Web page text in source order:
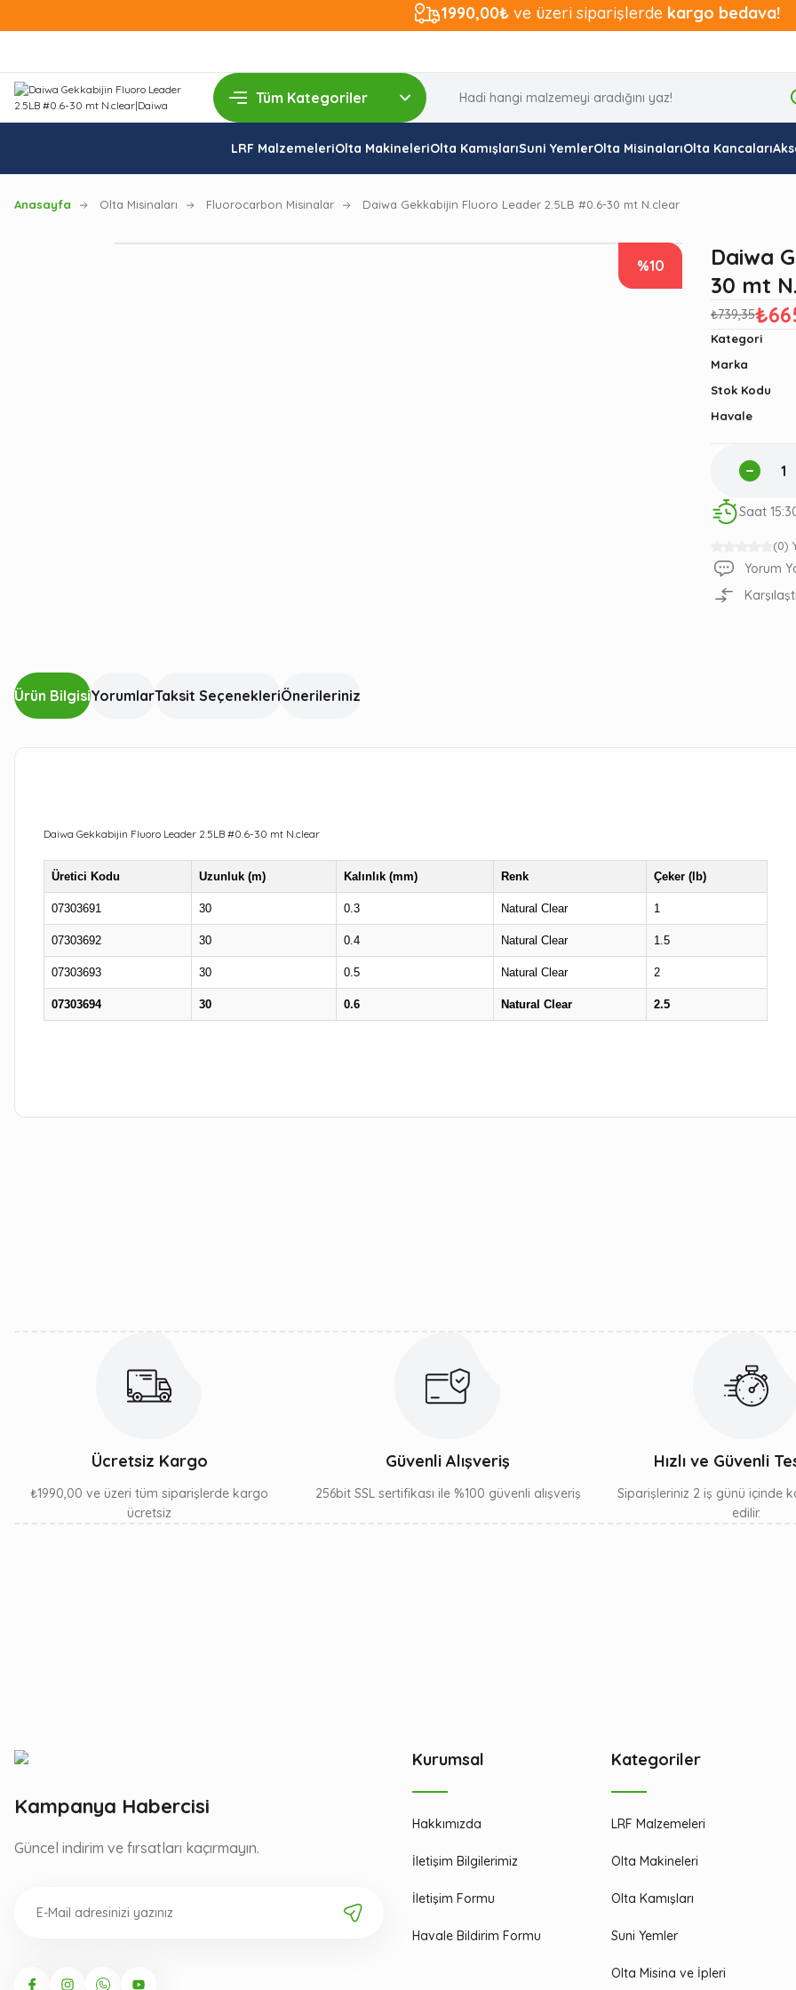
1990,00₺ ve üzeri siparişlerde kargo bedava!
LRF MalzemeleriOlta MakineleriOlta KamışlarıSuni YemlerOlta MisinalarıOlta Kancaları
Anasayfa Olta Misinaları Fluorocarbon Misinalar Daiwa Gekkabijin Fluoro Leader 2.5LB #0.6-30 mt N.clear
%10
(0)
Daiwa
30 mt
₺739,35
Kategori
Marka
Stok Kodu
Havale
Saat
Yorum
Ürün BilgisiYorumlarTaksit SeçenekleriÖnerileriniz
Daiwa Gekkabijin Fluoro Leader 2.5LB #0.6-30 mt N.clear
Üretici Kodu Uzunluk (m) Kalınlık (mm) Renk Çeker (lb)
07303691 30 0.3 Natural Clear 1
07303692 30 0.4 Natural Clear 1.5
07303693 30 0.5 Natural Clear 2
07303694 30 0.6 Natural Clear 2.5
Ücretsiz Kargo
₺1990,00 ve üzeri tüm siparişlerde kargo
ücretsiz
Güvenli Alışveriş
256bit SSL sertifikası ile %100 güvenli alışveriş
Hızlı ve Güvenli
Siparişleriniz 2 iş günü içinde
edilir.
Kampanya Habercisi
Güncel indirim ve fırsatları kaçırmayın.
Kurumsal
Hakkımızda
İletişim Bilgilerimiz
İletişim Formu
Havale Bildirim Formu
Kategoriler
LRF Malzemeleri
Olta Makineleri
Olta Kamışları
Suni Yemler
Olta Misina ve İpleri